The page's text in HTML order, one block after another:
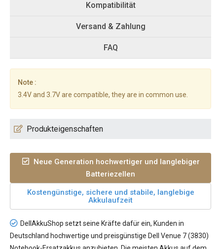
Kompatibilität
Versand & Zahlung
FAQ
Note :
3.4V and 3.7V are compatible, they are in common use.
Produkteigenschaften
Neue Generation hochwertiger und langlebiger
Batteriezellen
Kostengünstige, sichere und stabile, langlebige
Akkulaufzeit
DellAkkuShop setzt seine Kräfte dafür ein, Kunden in
Deutschland hochwertige und preisgünstige Dell Venue 7 (3830)